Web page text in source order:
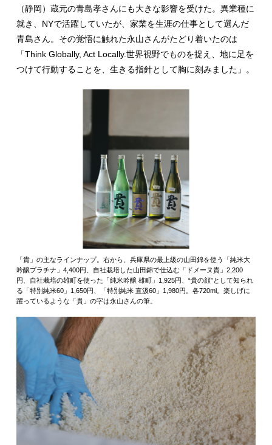
（静岡）蔵元の青島孝さんにも大きな影響を受けた。異業種に
就き、NYで活躍していたが、家業を生涯の仕事として選んだ
青島さん。その覚悟に触れた永山さんがたどり着いたのは
「Think Globally, Act Locally.世界視野でものを捉え、地に足を
つけて行動することを、生きる指針として胸に刻みました」。
「貴」の主なラインナップ。右から、兵庫県の最上級の山田錦を使う「純米大
吟醸プラチナ」4,400円、自社栽培した山田錦で仕込む「ドメーヌ貴」2,200
円、自社栽培の雄町を使った「純米吟醸 雄町」1,925円、“貴の顔”として知られ
る「特別純米60」1,650円、「特別純米 直汲60」1,980円。各720ml。楽しげに
躍っているような「貴」の字は永山さんの筆。